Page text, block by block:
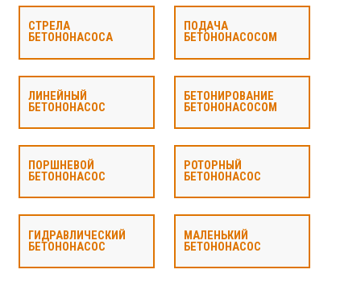
СТРЕЛА
БЕТОНОНАСОСА
ПОДАЧА
БЕТОНОНАСОСОМ
ЛИНЕЙНЫЙ
БЕТОНОНАСОС
БЕТОНИРОВАНИЕ
БЕТОНОНАСОСОМ
ПОРШНЕВОЙ
БЕТОНОНАСОС
РОТОРНЫЙ
БЕТОНОНАСОС
ГИДРАВЛИЧЕСКИЙ
БЕТОНОНАСОС
МАЛЕНЬКИЙ
БЕТОНОНАСОС